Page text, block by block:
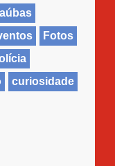
Fotos
curiosidade